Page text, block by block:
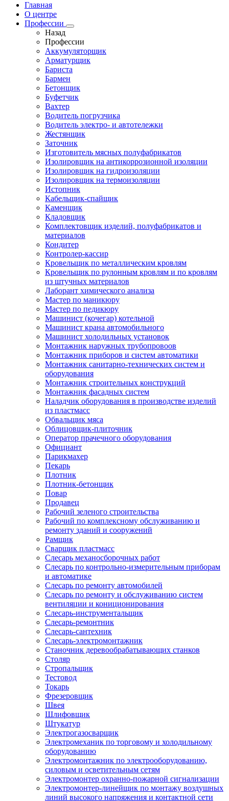
Главная
О центре
Профессии
Назад
Профессии
Аккумуляторщик
Арматурщик
Бариста
Бармен
Бетонщик
Буфетчик
Вахтер
Водитель погрузчика
Водитель электро- и автотележки
Жестянщик
Заточник
Изготовитель мясных полуфабрикатов
Изолировщик на антикоррозионной изоляции
Изолировщик на гидроизоляции
Изолировщик на термоизоляции
Истопник
Кабельщик-спайщик
Каменщик
Кладовщик
Комплектовщик изделий, полуфабрикатов и
материалов
Кондитер
Контролер-кассир
Кровельщик по металлическим кровлям
Кровельщик по рулонным кровлям и по кровлям
из штучных материалов
Лаборант химического анализа
Мастер по маникюру
Мастер по педикюру
Машинист (кочегар) котельной
Машинист крана автомобильного
Машинист холодильных установок
Монтажник наружных трубопровоов
Монтажник приборов и систем автоматики
Монтажник санитарно-технических систем и
оборудования
Монтажник строительных конструкций
Монтажник фасадных систем
Наладчик оборудования в производстве изделий
из пластмасс
Обвальщик мяса
Облицовщик-плиточник
Оператор прачечного оборудования
Официант
Парикмахер
Пекарь
Плотник
Плотник-бетонщик
Повар
Продавец
Рабочий зеленого строительства
Рабочий по комплексному обслуживанию и
ремонту зданий и сооружений
Рамщик
Сварщик пластмасс
Слесарь механосборочных работ
Слесарь по контрольно-измерительным приборам
и автоматике
Слесарь по ремонту автомобилей
Слесарь по ремонту и обслуживанию систем
вентиляции и кониционирования
Слесарь-инструментальщик
Слесарь-ремонтник
Слесарь-сантехник
Слесарь-электромонтажник
Станочник деревообрабатывающих станков
Столяр
Стропальщик
Тестовод
Токарь
Фрезеровщик
Швея
Шлифовщик
Штукатур
Электрогазосварщик
Электромеханик по торговому и холодильному
оборудованию
Электромонтажник по электрооборудованию,
силовым и осветительным сетям
Электромонтер охранно-пожарной сигнализации
Электромонтер-линейщик по монтажу воздушных
линий высокого напряжения и контактной сети